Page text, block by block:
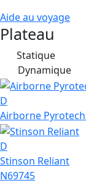
Aide au voyage
Plateau
Statique
Dynamique
D
Airborne
D
Stinson Reliant
N69745